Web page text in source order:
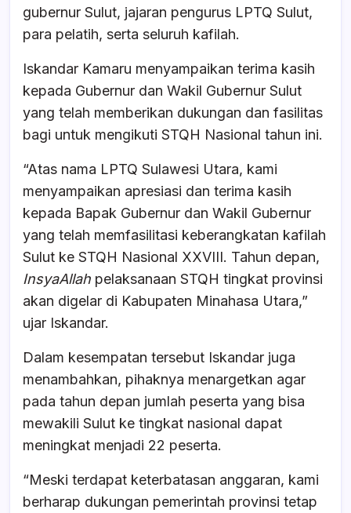
gubernur Sulut, jajaran pengurus LPTQ Sulut,
para pelatih, serta seluruh kafilah.
Iskandar Kamaru menyampaikan terima kasih
kepada Gubernur dan Wakil Gubernur Sulut
yang telah memberikan dukungan dan fasilitas
bagi untuk mengikuti STQH Nasional tahun ini.
“Atas nama LPTQ Sulawesi Utara, kami
menyampaikan apresiasi dan terima kasih
kepada Bapak Gubernur dan Wakil Gubernur
yang telah memfasilitasi keberangkatan kafilah
Sulut ke STQH Nasional XXVIII. Tahun depan,
InsyaAllah pelaksanaan STQH tingkat provinsi
akan digelar di Kabupaten Minahasa Utara,”
ujar Iskandar.
Dalam kesempatan tersebut Iskandar juga
menambahkan, pihaknya menargetkan agar
pada tahun depan jumlah peserta yang bisa
mewakili Sulut ke tingkat nasional dapat
meningkat menjadi 22 peserta.
“Meski terdapat keterbatasan anggaran, kami
berharap dukungan pemerintah provinsi tetap